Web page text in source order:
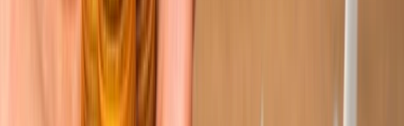
Los requisitos de los países anfitriones como Canadá, México y
Nueva York son diferentes, así que, compruébelo con antelación